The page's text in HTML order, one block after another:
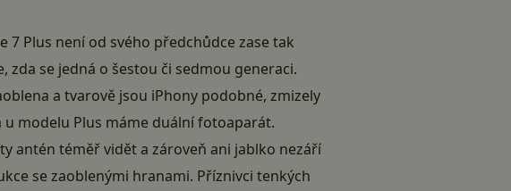
7 Plus není od svého předchůdce zase tak
se jedná o šestou či sedmou generaci.
a tvarově jsou iPhony podobné, zmizely
modelu Plus máme duální fotoaparát.
antén téměř vidět a zároveň ani jablko nezáří
se zaoblenými hranami. Příznivci tenkých